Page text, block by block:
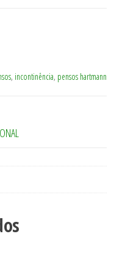
, incontinência, pensos hartmann